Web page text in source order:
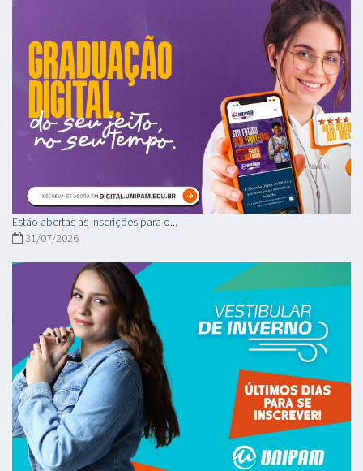
Estão abertas as inscrições para o...
31/07/2026